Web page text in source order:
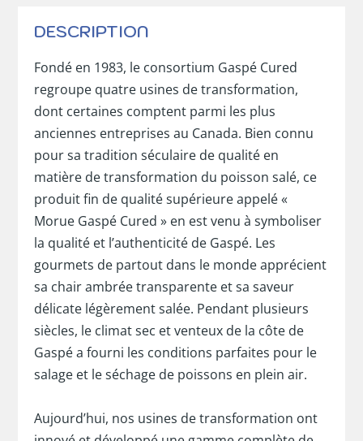
DESCRIPTION
Fondé en 1983, le consortium Gaspé Cured
regroupe quatre usines de transformation,
dont certaines comptent parmi les plus
anciennes entreprises au Canada. Bien connu
pour sa tradition séculaire de qualité en
matière de transformation du poisson salé, ce
produit fin de qualité supérieure appelé «
Morue Gaspé Cured » en est venu à symboliser
la qualité et l’authenticité de Gaspé. Les
gourmets de partout dans le monde apprécient
sa chair ambrée transparente et sa saveur
délicate légèrement salée. Pendant plusieurs
siècles, le climat sec et venteux de la côte de
Gaspé a fourni les conditions parfaites pour le
salage et le séchage de poissons en plein air.
Aujourd’hui, nos usines de transformation ont